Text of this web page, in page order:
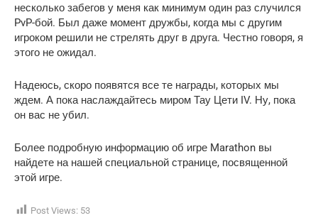
несколько забегов у меня как минимум один раз случился
PvP-бой. Был даже момент дружбы, когда мы с другим
игроком решили не стрелять друг в друга. Честно говоря, я
этого не ожидал.
Надеюсь, скоро появятся все те награды, которых мы
ждем. А пока наслаждайтесь миром Тау Цети IV. Ну, пока
он вас не убил.
Более подробную информацию об игре Marathon вы
найдете на нашей специальной странице, посвященной
этой игре.
Post Views: 53